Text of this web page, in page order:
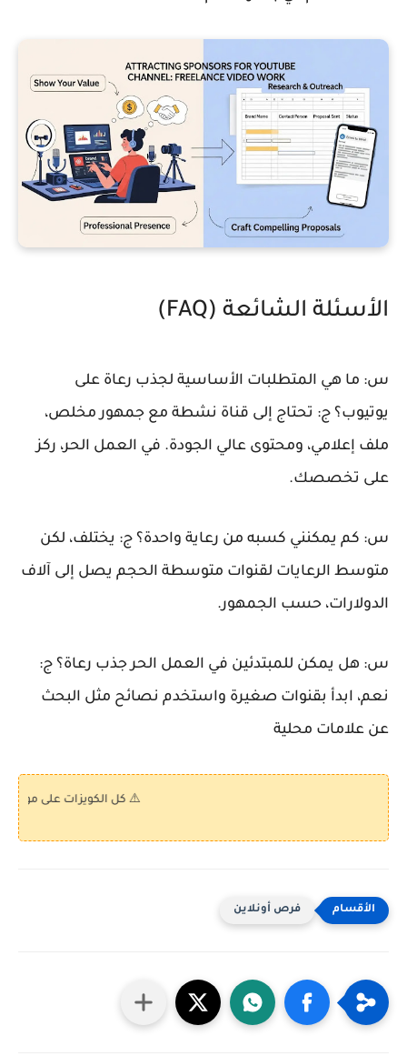
الأسئلة الشائعة (FAQ)
س: ما هي المتطلبات الأساسية لجذب رعاة على
يوتيوب؟ ج: تحتاج إلى قناة نشطة مع جمهور مخلص،
ملف إعلامي، ومحتوى عالي الجودة. في العمل الحر، ركز
على تخصصك.
س: كم يمكنني كسبه من رعاية واحدة؟ ج: يختلف، لكن
متوسط الرعايات لقنوات متوسطة الحجم يصل إلى آلاف
الدولارات، حسب الجمهور.
س: هل يمكن للمبتدئين في العمل الحر جذب رعاة؟ ج:
نعم، ابدأ بقنوات صغيرة واستخدم نصائح مثل البحث
عن علامات محلية
⚠️ كل الكويزات على موقع "كويز
فرص أونلاين